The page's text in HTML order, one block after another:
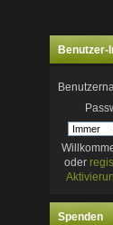
Benutzer-
oder
Spenden